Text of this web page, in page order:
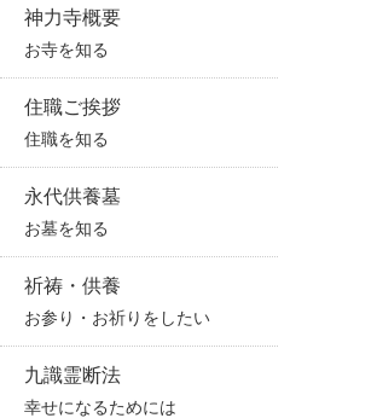
神力寺概要
お寺を知る
住職ご挨拶
住職を知る
永代供養墓
お墓を知る
祈祷・供養
お参り・お祈りをしたい
九識霊断法
幸せになるためには